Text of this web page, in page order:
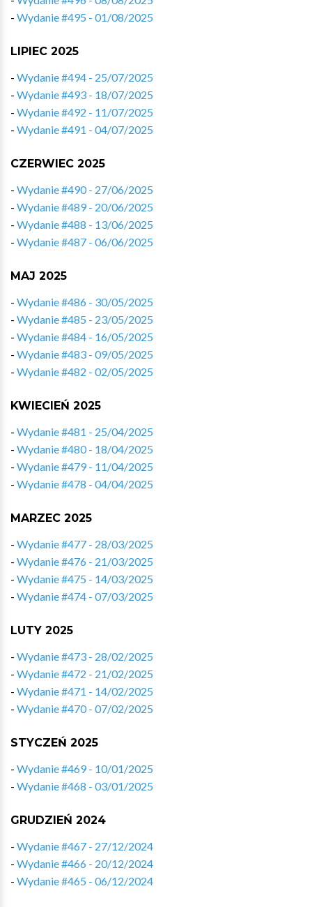
- Wydanie #495 - 01/08/2025
LIPIEC 2025
- Wydanie #494 - 25/07/2025
- Wydanie #493 - 18/07/2025
- Wydanie #492 - 11/07/2025
- Wydanie #491 - 04/07/2025
CZERWIEC 2025
- Wydanie #490 - 27/06/2025
- Wydanie #489 - 20/06/2025
- Wydanie #488 - 13/06/2025
- Wydanie #487 - 06/06/2025
MAJ 2025
- Wydanie #486 - 30/05/2025
- Wydanie #485 - 23/05/2025
- Wydanie #484 - 16/05/2025
- Wydanie #483 - 09/05/2025
- Wydanie #482 - 02/05/2025
KWIECIEŃ 2025
- Wydanie #481 - 25/04/2025
- Wydanie #480 - 18/04/2025
- Wydanie #479 - 11/04/2025
- Wydanie #478 - 04/04/2025
MARZEC 2025
- Wydanie #477 - 28/03/2025
- Wydanie #476 - 21/03/2025
- Wydanie #475 - 14/03/2025
- Wydanie #474 - 07/03/2025
LUTY 2025
- Wydanie #473 - 28/02/2025
- Wydanie #472 - 21/02/2025
- Wydanie #471 - 14/02/2025
- Wydanie #470 - 07/02/2025
STYCZEŃ 2025
- Wydanie #469 - 10/01/2025
- Wydanie #468 - 03/01/2025
GRUDZIEŃ 2024
- Wydanie #467 - 27/12/2024
- Wydanie #466 - 20/12/2024
- Wydanie #465 - 06/12/2024